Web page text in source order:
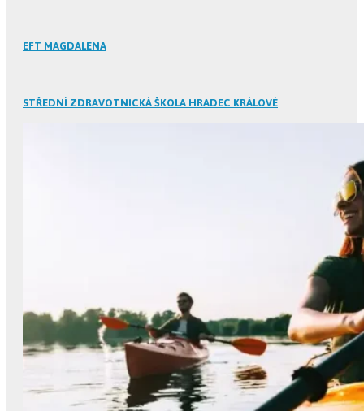
EFT MAGDALENA
STŘEDNÍ ZDRAVOTNICKÁ ŠKOLA HRADEC KRÁLOVÉ